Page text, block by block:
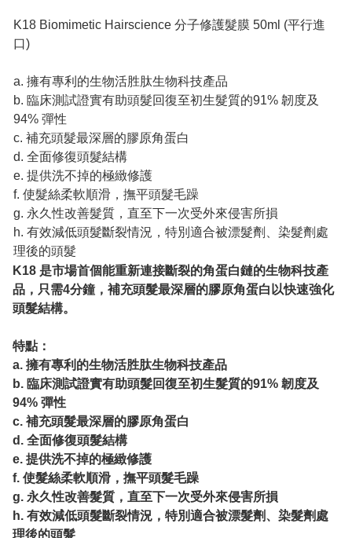
K18 Biomimetic Hairscience 分子修護髮膜 50ml (平行進
口)
a. 擁有專利的生物活胜肽生物科技產品
b. 臨床測試證實有助頭髮回復至初生髮質的91% 韌度及
94% 彈性
c. 補充頭髮最深層的膠原角蛋白
d. 全面修復頭髮結構
e. 提供洗不掉的極緻修護
f. 使髮絲柔軟順滑，撫平頭髮毛躁
g. 永久性改善髮質，直至下一次受外來侵害所損
h. 有效減低頭髮斷裂情況，特別適合被漂髮劑、染髮劑處
理後的頭髮
K18 是市場首個能重新連接斷裂的角蛋白鏈的生物科技產
品，只需4分鐘，補充頭髮最深層的膠原角蛋白以快速強化
頭髮結構。
特點：
a. 擁有專利的生物活胜肽生物科技產品
b. 臨床測試證實有助頭髮回復至初生髮質的91% 韌度及
94% 彈性
c. 補充頭髮最深層的膠原角蛋白
d. 全面修復頭髮結構
e. 提供洗不掉的極緻修護
f. 使髮絲柔軟順滑，撫平頭髮毛躁
g. 永久性改善髮質，直至下一次受外來侵害所損
h. 有效減低頭髮斷裂情況，特別適合被漂髮劑、染髮劑處
理後的頭髮